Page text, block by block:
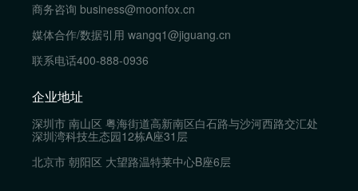
商务咨询 business@moonfox.cn
媒体合作/数据引用 wangq1@jiguang.cn
联系电话400-888-0936
企业地址
深圳市 南山区 粤海街道高新南区白石路与沙河西路交汇处
深圳湾科技生态园12栋A座31层
北京市 朝阳区 大望路温特莱中心B座6层